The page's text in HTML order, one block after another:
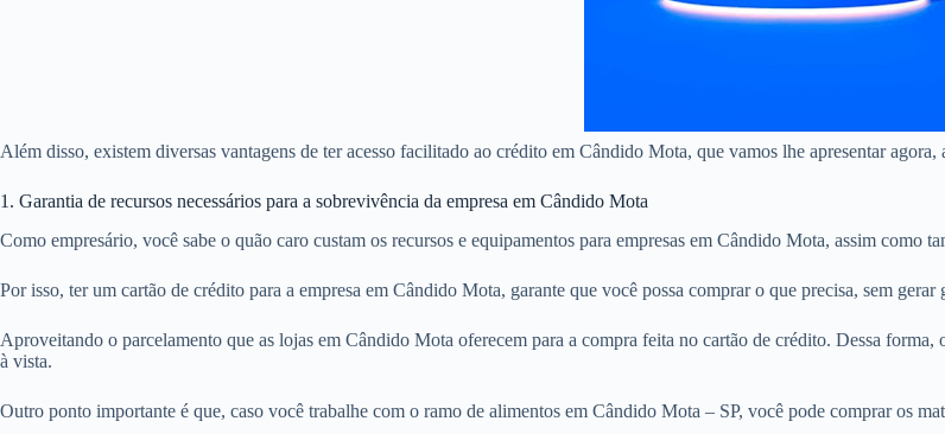
Além disso, existem diversas vantagens de ter acesso facilitado ao crédito em Cândido Mota, que vamos lhe apresentar
1. Garantia de recursos necessários para a sobrevivência da empresa em Cândido Mota
Como empresário, você sabe o quão caro custam os recursos e equipamentos para empresas em Cândido Mota, assim como
Por isso, ter um cartão de crédito para a empresa em Cândido Mota, garante que você possa comprar o que precisa, sem gerar
Aproveitando o parcelamento que as lojas em Cândido Mota oferecem para a compra feita no cartão de crédito. Dessa
à vista.
Outro ponto importante é que, caso você trabalhe com o ramo de alimentos em Cândido Mota – SP, você pode comprar os